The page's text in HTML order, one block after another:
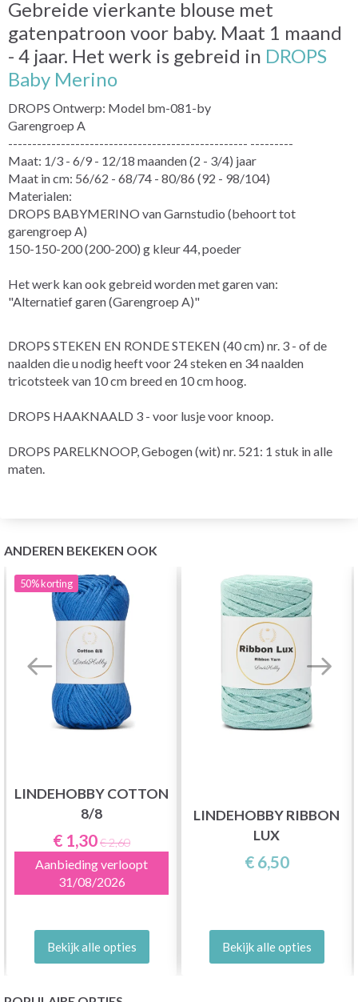
Gebreide vierkante blouse met
gatenpatroon voor baby. Maat 1 maand
- 4 jaar. Het werk is gebreid in DROPS
Baby Merino
DROPS Ontwerp: Model bm-081-by
Garengroep A
-------------------------------------------------- ---------
Maat: 1/3 - 6/9 - 12/18 maanden (2 - 3/4) jaar
Maat in cm: 56/62 - 68/74 - 80/86 (92 - 98/104)
Materialen:
DROPS BABYMERINO van Garnstudio (behoort tot
garengroep A)
150-150-200 (200-200) g kleur 44, poeder
Het werk kan ook gebreid worden met garen van:
"Alternatief garen (Garengroep A)"
DROPS STEKEN EN RONDE STEKEN (40 cm) nr. 3 - of de
naalden die u nodig heeft voor 24 steken en 34 naalden
tricotsteek van 10 cm breed en 10 cm hoog.
DROPS HAAKNAALD 3 - voor lusje voor knoop.
DROPS PARELKNOOP, Gebogen (wit) nr. 521: 1 stuk in alle
maten.
ANDEREN BEKEKEN OOK
50%korting
LINDEHOBBY COTTON
8/8
€ 1,30€ 2,60
Aanbieding verloopt
31/08/2026
Bekijk alle opties
LINDEHOBBY RIBBON
LUX
€ 6,50
Bekijk alle opties